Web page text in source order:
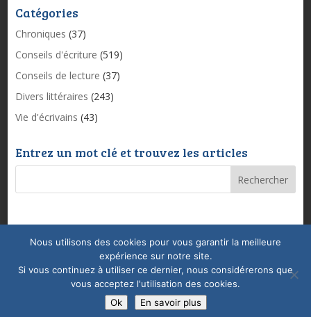
Catégories
Chroniques (37)
Conseils d'écriture (519)
Conseils de lecture (37)
Divers littéraires (243)
Vie d'écrivains (43)
Entrez un mot clé et trouvez les articles
Mentions légales & Politique de confidentialité
Conditions Générales de Vente
Coaching
Nous utilisons des cookies pour vous garantir la meilleure
expérience sur notre site.
Si vous continuez à utiliser ce dernier, nous considérerons que
vous acceptez l'utilisation des cookies.
Ok
En savoir plus